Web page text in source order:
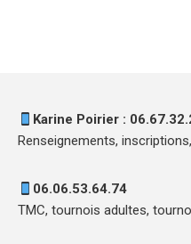
Karine Poirier :
Renseignements,
06.06.53.64.74
TMC, tournois adultes,